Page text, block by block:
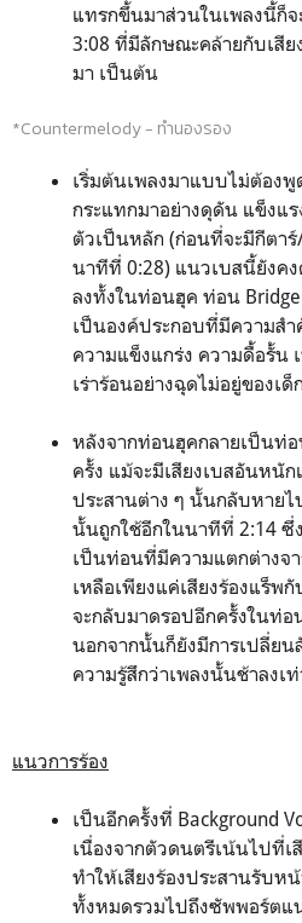
แทรกขึ้นมาส่วนในเพลงนี้ก็
3:08 ที่มีลักษณะคล้ายกับเสีย
มา เป็นต้น
*Countermelody - ทำนองรอง
เริ่มต้นเพลงมาแบบไม่ต้องพู
กระแทกมาอย่างดุดัน แข็งแ
ตัวเป็นหลัก (ก่อนที่จะมีกีตา
นาทีที่ 0:28) แนวเบสนี้ยังค
ลงทั้งในท่อนฮุค ท่อน Bridge
เป็นองค์ประกอบที่มีความส
ความแข็งแกร่ง ความดื้อรั้น
เร่าร้อนอย่างฉุดไม่อยู่ของเด็
หลังจากท่อนฮุคกลายเป็นท่
ครั้ง แม้จะมีเสียงเบสอันหนั
ประสานต่าง ๆ นั้นกลับหายไ
นั้นถูกใช้อีกในนาทีที่ 2:14 ซึ่
เป็นท่อนที่มีความแตกต่างจ
เหลือเพียงแค่เสียงร้องแร็พ
จะกลับมาดรอปอีกครั้งในท่
นอกจากนั้นก็ยังมีการเปลี่ย
ความรู้สึกว่าเพลงนั้นช้าลงเ
แนวการร้อง
เป็นอีกครั้งที่ Background
เนื่องจากตัวดนตรีเน้นไปที่เ
ทำให้เสียงร้องประสานรับห
ทั้งหมดรวมไปถึงซัพพอร์ตแ